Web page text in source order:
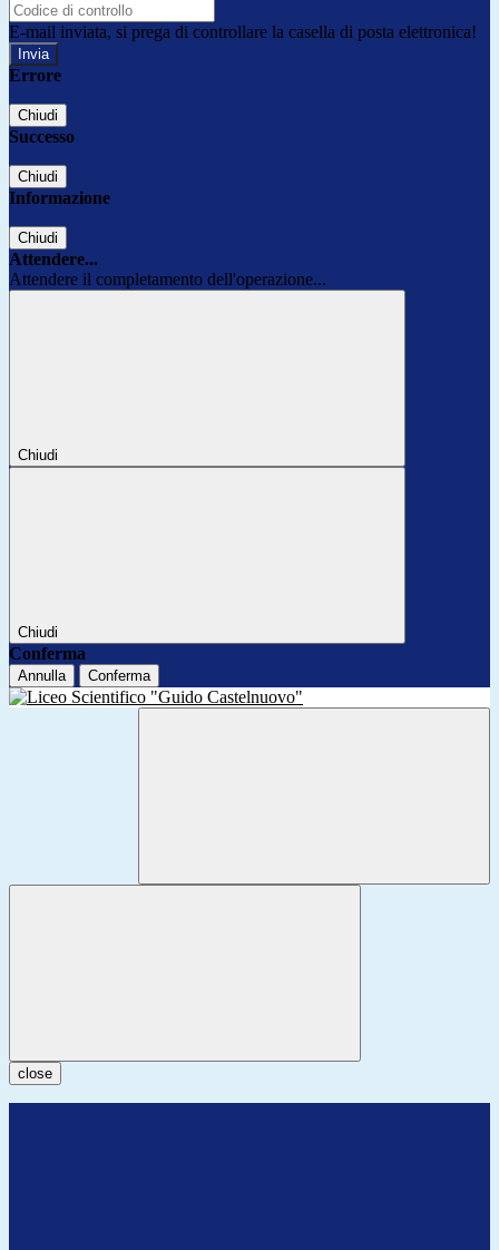
E-mail inviata, si prega di controllare la casella di posta elettronica!
Errore
Chiudi
Successo
Chiudi
Informazione
Chiudi
Attendere...
Attendere il completamento dell'operazione...
Chiudi
Chiudi
Conferma
Annulla Conferma
close